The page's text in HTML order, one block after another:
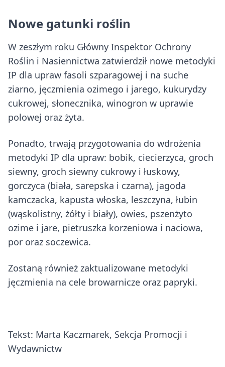
Nowe gatunki roślin
W zeszłym roku Główny Inspektor Ochrony
Roślin i Nasiennictwa zatwierdził nowe metodyki
IP dla upraw fasoli szparagowej i na suche
ziarno, jęczmienia ozimego i jarego, kukurydzy
cukrowej, słonecznika, winogron w uprawie
polowej oraz żyta.
Ponadto, trwają przygotowania do wdrożenia
metodyki IP dla upraw: bobik, ciecierzyca, groch
siewny, groch siewny cukrowy i łuskowy,
gorczyca (biała, sarepska i czarna), jagoda
kamczacka, kapusta włoska, leszczyna, łubin
(wąskolistny, żółty i biały), owies, pszenżyto
ozime i jare, pietruszka korzeniowa i naciowa,
por oraz soczewica.
Zostaną również zaktualizowane metodyki
jęczmienia na cele browarnicze oraz papryki.
Tekst: Marta Kaczmarek, Sekcja Promocji i
Wydawnictw